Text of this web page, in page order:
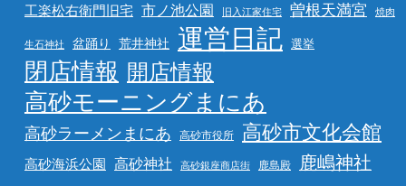
工楽松右衛門旧宅 市ノ池公園 旧入江家住宅 曽根天満宮 焼肉
生石神社 盆踊り 荒井神社 運営日記 選挙
閉店情報 開店情報
高砂モーニングまにあ
高砂ラーメンまにあ 高砂市役所 高砂市文化会館
高砂海浜公園 高砂神社 高砂銀座商店街 鹿島殿 鹿嶋神社